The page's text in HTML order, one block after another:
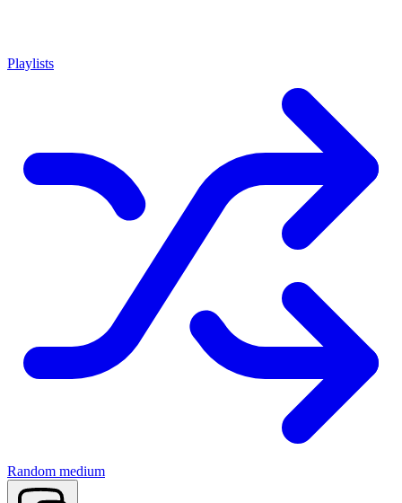
Playlists
Random medium